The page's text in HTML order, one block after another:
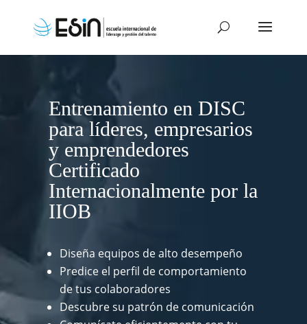
Entrenamiento en DISC
para líderes, empresarios
y emprendedores
Certificado
Internacionalmente por la
IIOB
Diseña equipos de alto desempeño
Predice el perfil de comportamiento
de tus colaboradores
Descubre su patrón de comunicación